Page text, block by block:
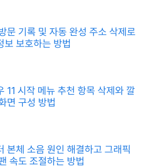
문 기록 및 자동 완성 주소 삭제로
보 보호하는 방법
11 시작 메뉴 추천 항목 삭제와 깔
면 구성 방법
본체 소음 원인 해결하고 그래픽
속도 조절하는 방법